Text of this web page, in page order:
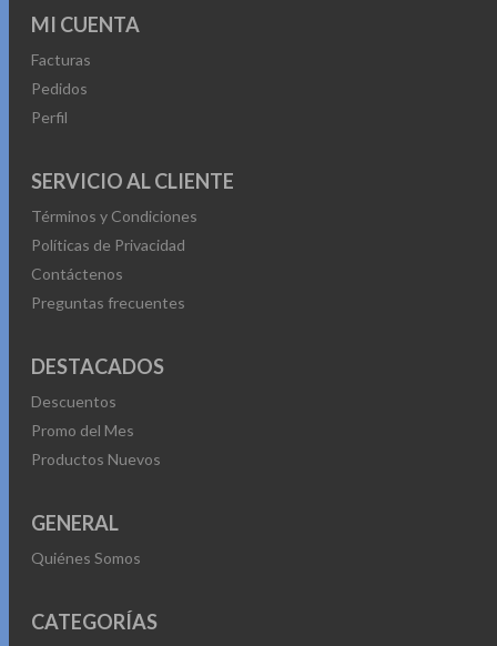
MI CUENTA
Facturas
Pedidos
Perfil
SERVICIO AL CLIENTE
Términos y Condiciones
Políticas de Privacidad
Contáctenos
Preguntas frecuentes
DESTACADOS
Descuentos
Promo del Mes
Productos Nuevos
GENERAL
Quiénes Somos
CATEGORÍAS